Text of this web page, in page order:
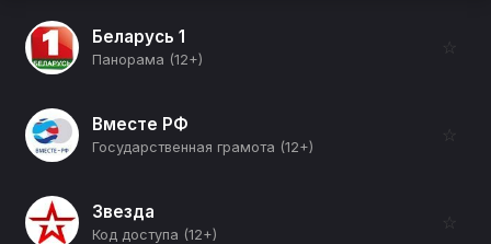
Беларусь 1
Панорама (12+)
☆
Вместе РФ
Государственная грамота (12+)
☆
Звезда
Код доступа (12+)
☆